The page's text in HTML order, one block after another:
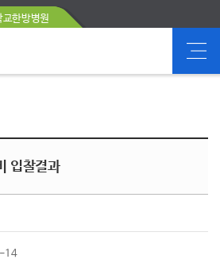
교한방병원
입찰결과
14